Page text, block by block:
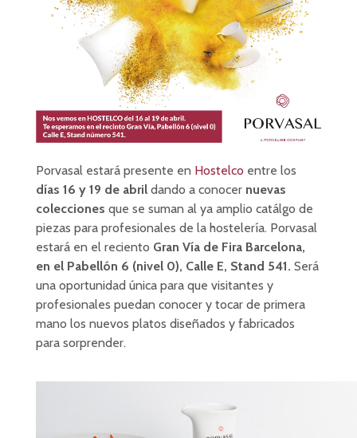
Porvasal estará presente en Hostelco entre los
días 16 y 19 de abrildando a conocer nuevas
colecciones que se suman al ya amplio catálgo de
piezas para profesionales de la hostelería. Porvasal
estará en el reciento Gran Vía de Fira Barcelona,
en el Pabellón 6 (nivel 0), Calle E, Stand 541. Será
una oportunidad única para que visitantes y
profesionales puedan conocer y tocar de primera
mano los nuevos platos diseñados y fabricados
para sorprender.